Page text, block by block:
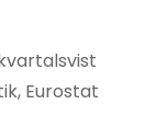
Eurostat